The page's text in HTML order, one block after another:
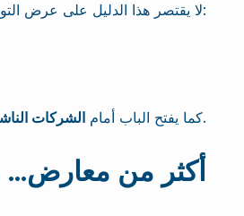
لا يقتصر هذا الدليل على عرضتُمكّن الشركات من:
كما يفتح الباب أمام الشركات على تعزيز حضورها العالمي والحفاظ على ميزتها التنافسية.
أكثر من معارض…